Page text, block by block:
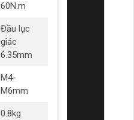
60N.m
Đầu lục
giác
6.35mm
M4-
M6mm
0.8kg